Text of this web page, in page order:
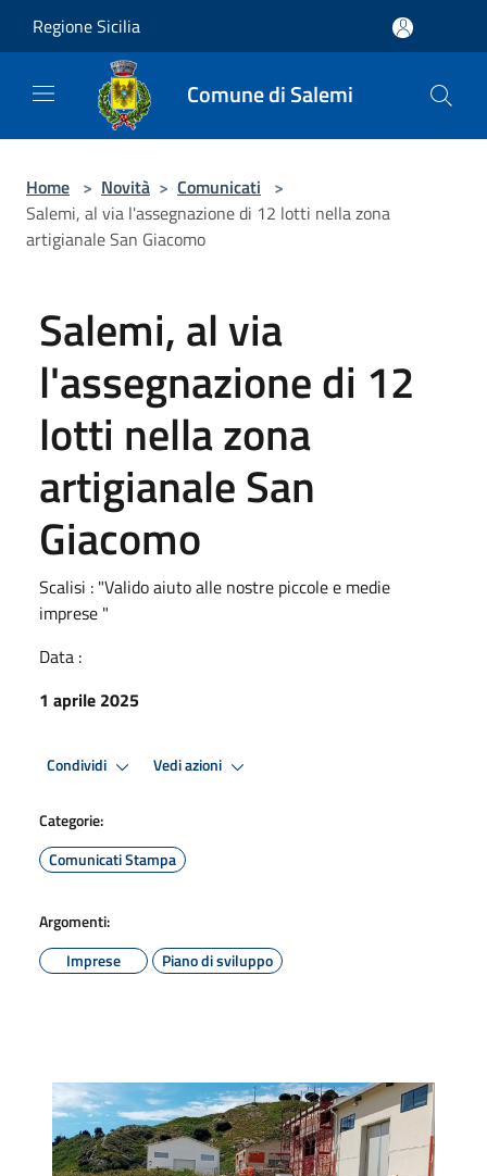
Regione Sicilia
Comune di Salemi
Home > Novità > Comunicati >
Salemi, al via l'assegnazione di 12 lotti nella zona
artigianale San Giacomo
Salemi, al via
l'assegnazione di 12
lotti nella zona
artigianale San
Giacomo
Scalisi : "Valido aiuto alle nostre piccole e medie
imprese "
Data :
1 aprile 2025
Condividi Vedi azioni
Categorie:
Comunicati Stampa
Argomenti:
Imprese
Piano di sviluppo